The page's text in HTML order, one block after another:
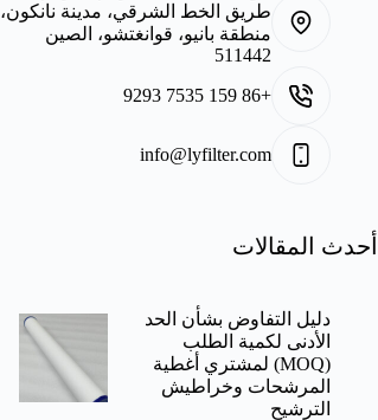
طريق الخط الشرقي، مدينة نانكون،
منطقة بانيو، قوانغتشو، الصين
511442
+86 159 7535 9293
info@lyfilter.com
أحدث المقالات
دليل التفاوض بشأن الحد
الأدنى لكمية الطلب
(MOQ) لمشتري أغطية
المرشحات وخراطيش
الترشيح